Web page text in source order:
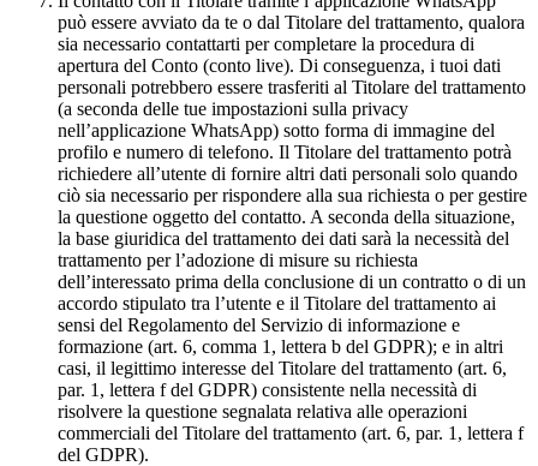
può essere avviato da te o dal Titolare del trattamento, qualora
sia necessario contattarti per completare la procedura di
apertura del Conto (conto live). Di conseguenza, i tuoi dati
personali potrebbero essere trasferiti al Titolare del trattamento
(a seconda delle tue impostazioni sulla privacy
nell’applicazione WhatsApp) sotto forma di immagine del
profilo e numero di telefono. Il Titolare del trattamento potrà
richiedere all’utente di fornire altri dati personali solo quando
ciò sia necessario per rispondere alla sua richiesta o per gestire
la questione oggetto del contatto. A seconda della situazione,
la base giuridica del trattamento dei dati sarà la necessità del
trattamento per l’adozione di misure su richiesta
dell’interessato prima della conclusione di un contratto o di un
accordo stipulato tra l’utente e il Titolare del trattamento ai
sensi del Regolamento del Servizio di informazione e
formazione (art. 6, comma 1, lettera b del GDPR); e in altri
casi, il legittimo interesse del Titolare del trattamento (art. 6,
par. 1, lettera f del GDPR) consistente nella necessità di
risolvere la questione segnalata relativa alle operazioni
commerciali del Titolare del trattamento (art. 6, par. 1, lettera f
del GDPR).